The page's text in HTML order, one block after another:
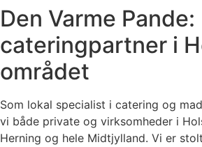
Den Varme
cateringpartner i
området
Som lokal specialist i catering og
vi både private og virksomheder i
Herning og hele Midtjylland. Vi er